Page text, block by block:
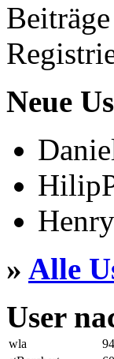
Neue
» Alle
User
wla